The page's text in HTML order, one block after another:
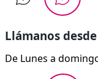
Llámanos
De Lunes a